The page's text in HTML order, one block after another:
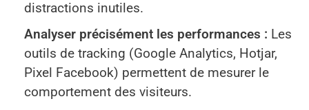
distractions inutiles.
Analyser précisément les performances : Les
outils de tracking (Google Analytics, Hotjar,
Pixel Facebook) permettent de mesurer le
comportement des visiteurs.